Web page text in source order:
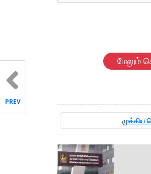
மேலும்
முக்கிய
PREV